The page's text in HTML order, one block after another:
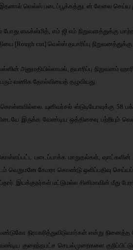
வெல்ஸ் படைப்பூக்கத்துடன் வேலை செய்ய
போது ஸஃக்ஸ்மித், எம் ஜி எம்
[Rough cut] வெல்ஸ் தயாரிப்பு நிறுவனத்துக்கு
அனுமதியில்லாமல், தயாரிப்பு நிறுவனம்
வணிக தோல்வியைத் தழுவியது.
யுனிவர்சல் ஸ்டுடியோவுக்கு 58
இருக்க வேண்டிய ஒத்திசைவு
படைப்பாக்க மாறுதல்கள்,
வெறுமனே கேமரா கொண்டு ஒளிப்பதிவு
இயக்குநர்கள் மட்டுமல்ல சினிமாவின் மீது
நிராகரித்துவிடுவார்கள் என்று
குறைந்தபட்ச செயல்முறைகளை